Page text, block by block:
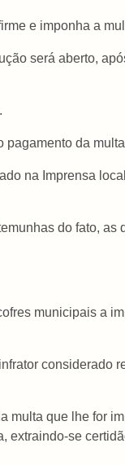
e imponha a
será aberto,
da
na Imprensa
do fato, as
municipais a
considerado
multa que lhe for
extraindo-se